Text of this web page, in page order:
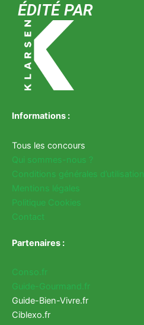
ÉDITÉ PAR
Informations :
Tous les concours
Qui sommes-nous ?
Conditions générales d’utilisation
Mentions légales
Politique Cookies
Contact
Partenaires :
Conso.fr
Guide-Gourmand.fr
Guide-Bien-Vivre.fr
Ciblexo.fr